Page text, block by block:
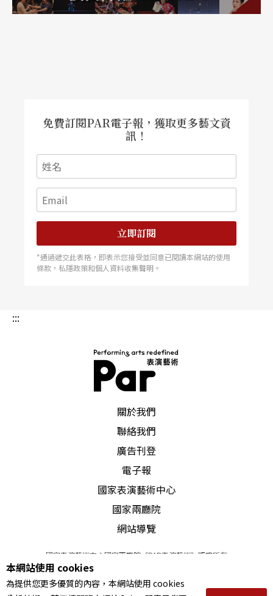
免費訂閱PAR電子報，獲取更多藝文資
訊！
立即訂閱
*通過遞交此表格，即表示您接受並同意已閱讀本網站的使用
條款，私隱政策和個人資料收集聲明。
:::
關於我們
聯絡我們
廣告刊登
電子報
國家表演藝術中心
國家兩廳院
網站導覽
國家表演藝術中心國家兩廳院《PAR表演藝術》版權所有
© 2022Performing arts redefined. All Rights Reserved
統一編號 Tax Id number 00973926
本網站使用 cookies
為提供您更多優質的內容，本網站使用 cookies